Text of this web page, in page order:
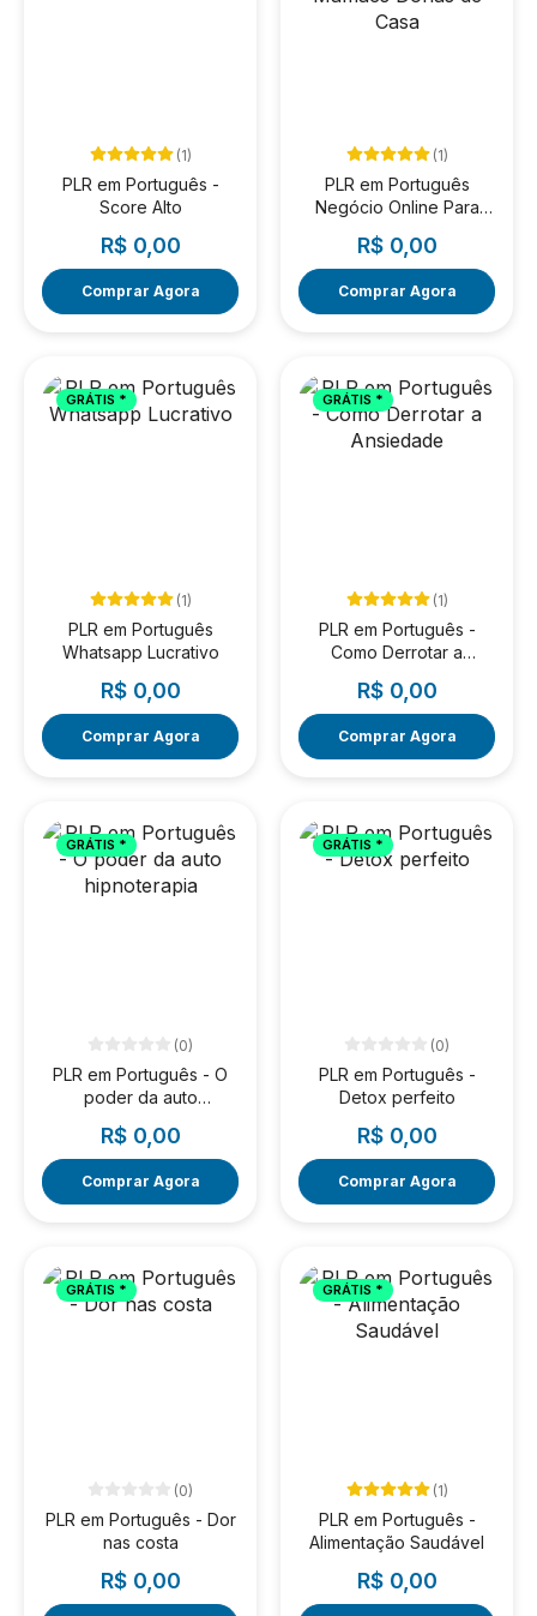
(1)
PLR em Português -
Score Alto
R$ 0,00
Comprar Agora
(1)
PLR em Português
Negócio Online Para
R$ 0,00
Comprar Agora
GRÁTIS *
(1)
PLR em Português
Whatsapp Lucrativo
R$ 0,00
Comprar Agora
GRÁTIS *
(1)
PLR em Português -
Como Derrotar a
R$ 0,00
Comprar Agora
GRÁTIS *
(0)
PLR em Português - O
poder da auto
R$ 0,00
Comprar Agora
GRÁTIS *
(0)
PLR em Português -
Detox perfeito
R$ 0,00
Comprar Agora
GRÁTIS *
(0)
PLR em Português - Dor
nas costa
R$ 0,00
GRÁTIS *
(1)
PLR em Português -
Alimentação Saudável
R$ 0,00